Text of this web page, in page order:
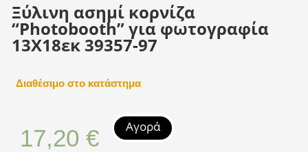
Ξύλινη ασημί κορνίζα
“Photobooth” για φωτογραφία
13X18εκ 39357-97
Διαθέσιμο στο κατάστημα
17,20€ Αγορά